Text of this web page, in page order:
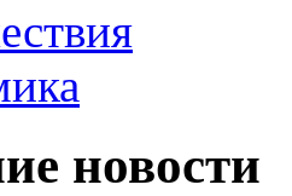
новости